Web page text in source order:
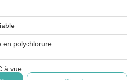
en polychlorure
à vue